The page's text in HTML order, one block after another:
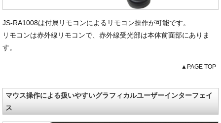
JS-RA1008は付属リモコンによるリモコン操作が可能です。
リモコンは赤外線リモコンで、赤外線受光部は本体前面部にありま
す。
▲PAGE TOP
マウス操作による扱いやすいグラフィカルユーザーインターフェイ
ス